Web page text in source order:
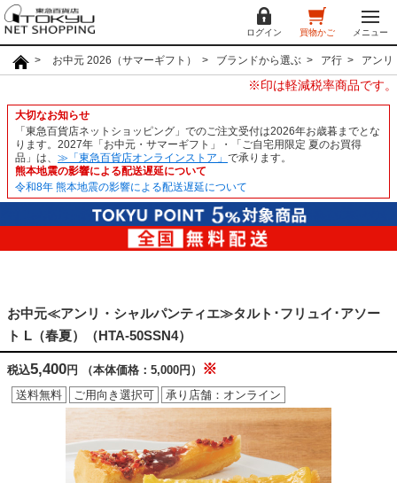
ログイン 買物かご メニュー
お中元 2026（サマーギフト） ブランドから選ぶ ア行 アンリ
※印は軽減税率商品です。
大切なお知らせ
「東急百貨店ネットショッピング」でのご注文受付は2026年お歳暮までとな
ります。2027年「お中元・サマーギフト」・「ご自宅用限定 夏のお買得
品」は、 ≫「東急百貨店オンラインストア」 で承ります。
熊本地震の影響による配送遅延について
令和8年 熊本地震の影響による配送遅延について
お中元≪アンリ・シャルパンティエ≫タルト･フリュイ･アソー
ト L（春夏）（HTA-50SSN4）
税込5,400円 （本体価格：5,000円） ※
送料無料 ご用向き選択可 承り店舗：オンライン